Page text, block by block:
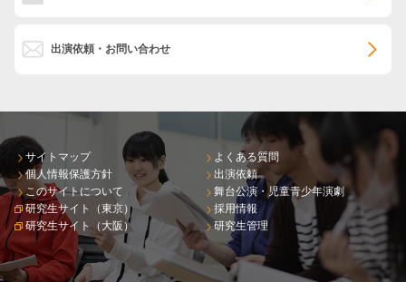
出演依頼・お問い合わせ
サイトマップ
個人情報保護方針
このサイトについて
研究生サイト（東京）
研究生サイト（大阪）
よくある質問
出演依頼
舞台公演・児童青少年演劇
採用情報
研究生管理